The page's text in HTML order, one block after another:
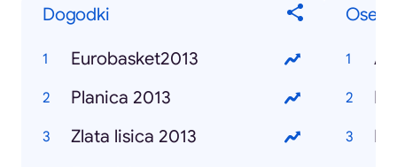
Dogodki
Eurobasket2013
Planica 2013
Zlata lisica 2013
Osebe